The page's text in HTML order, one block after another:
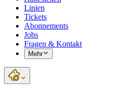
Linien
Tickets
Abonnements
Jobs
Fragen & Kontakt
Mehr